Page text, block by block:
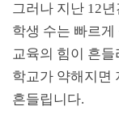
그러나 지난 12
학생 수는 빠르게
교육의 힘이 흔
학교가 약해지면
흔들립니다.